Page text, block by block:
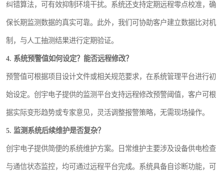
纠错算法，可有效抑制环境干扰。系统还支持定期远程零点校准，确
保长期监测数据的真实可靠。此外，我们可协助客户建立数据比对机
制，与人工抽测结果进行定期验证。
4. 系统预警值如何设定？能否远程修改？
预警值可根据项目设计文件或相关规范要求，在系统管理平台进行初
始设定。创宇电子提供的监测平台支持远程修改预警阈值，客户可根
据实际变形趋势或专家意见，灵活调整报警策略，无需现场操作。
5. 监测系统后续维护是否复杂？
创宇电子提供简便的系统维护方案。日常维护主要涉及设备供电检查
与通信状态监控，均可通过远程平台完成。系统具备自诊断功能，可